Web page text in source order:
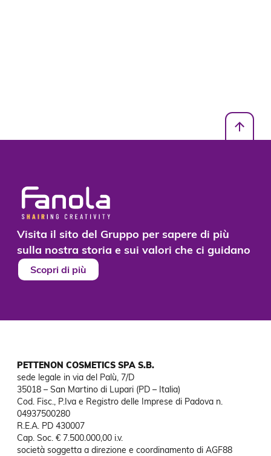
Visita il sito del Gruppo per sapere di più
sulla nostra storia e sui valori che ci guidano
Scopri di più
PETTENON COSMETICS SPA S.B.
sede legale in via del Palù, 7/D
35018 – San Martino di Lupari (PD – Italia)
Cod. Fisc., P.Iva e Registro delle Imprese di Padova n.
04937500280
R.E.A. PD 430007
Cap. Soc. € 7.500.000,00 i.v.
società soggetta a direzione e coordinamento di AGF88